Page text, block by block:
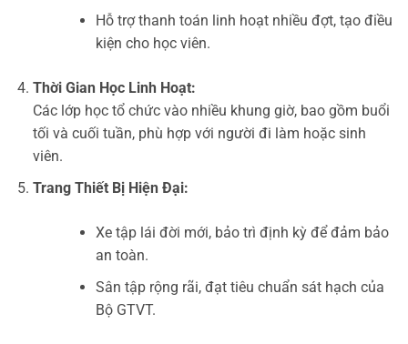
Hỗ trợ thanh toán linh hoạt nhiều đợt, tạo điều
kiện cho học viên.
Thời Gian Học Linh Hoạt:
Các lớp học tổ chức vào nhiều khung giờ, bao gồm buổi
tối và cuối tuần, phù hợp với người đi làm hoặc sinh
viên.
Trang Thiết Bị Hiện Đại:
Xe tập lái đời mới, bảo trì định kỳ để đảm bảo
an toàn.
Sân tập rộng rãi, đạt tiêu chuẩn sát hạch của
Bộ GTVT.